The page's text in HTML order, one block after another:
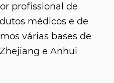
profissional de
médicos e de
várias bases de
e Anhui